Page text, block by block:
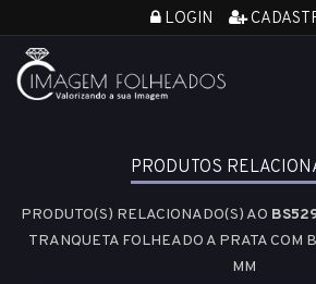
LOGIN
PRODUTOS
PRODUTO(S) RELACIONADO(S) AO
TRANQUETA FOLHEADO A PRATA COM
MM